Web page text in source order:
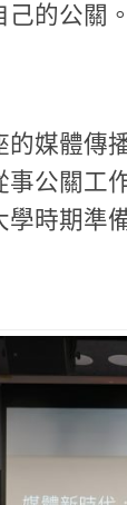
的公關。
媒體傳
事公關工
學時期準